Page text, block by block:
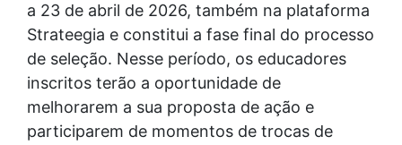
a 23 de abril de 2026, também na plataforma
Strateegia e constitui a fase final do processo
de seleção. Nesse período, os educadores
inscritos terão a oportunidade de
melhorarem a sua proposta de ação e
participarem de momentos de trocas de